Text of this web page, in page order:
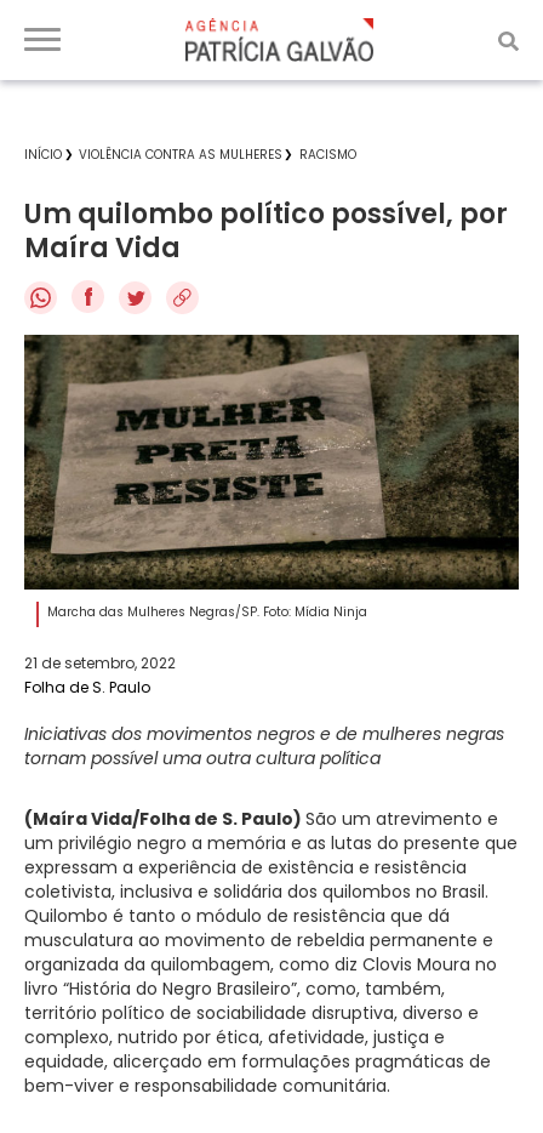
INÍCIO VIOLÊNCIA CONTRA AS MULHERES RACISMO
Um quilombo político possível, por
Maíra Vida
f
Marcha das Mulheres Negras/SP. Foto: Mídia Ninja
21 de setembro, 2022
Folha de S. Paulo
Iniciativas dos movimentos negros e de mulheres negras
tornam possível uma outra cultura política
(Maíra Vida/Folha de S. Paulo) São um atrevimento e
um privilégio negro a memória e as lutas do presente que
expressam a experiência de existência e resistência
coletivista, inclusiva e solidária dos quilombos no Brasil.
Quilombo é tanto o módulo de resistência que dá
musculatura ao movimento de rebeldia permanente e
organizada da quilombagem, como diz Clovis Moura no
livro “História do Negro Brasileiro”, como, também,
território político de sociabilidade disruptiva, diverso e
complexo, nutrido por ética, afetividade, justiça e
equidade, alicerçado em formulações pragmáticas de
bem-viver e responsabilidade comunitária.